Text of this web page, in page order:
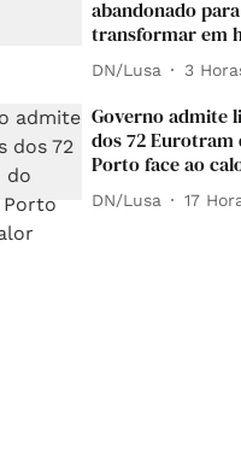
abandonado
transformar em
DN/Lusa 3
Governo admite
dos 72
Porto face ao
DN/Lusa 17